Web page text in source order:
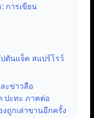
การเขียน
ตันแจ็ค สแปร์โรว์
ะข่าวลือ
ปะทะ ภาคต่อ
ถูกเล่าขานอีกครั้ง